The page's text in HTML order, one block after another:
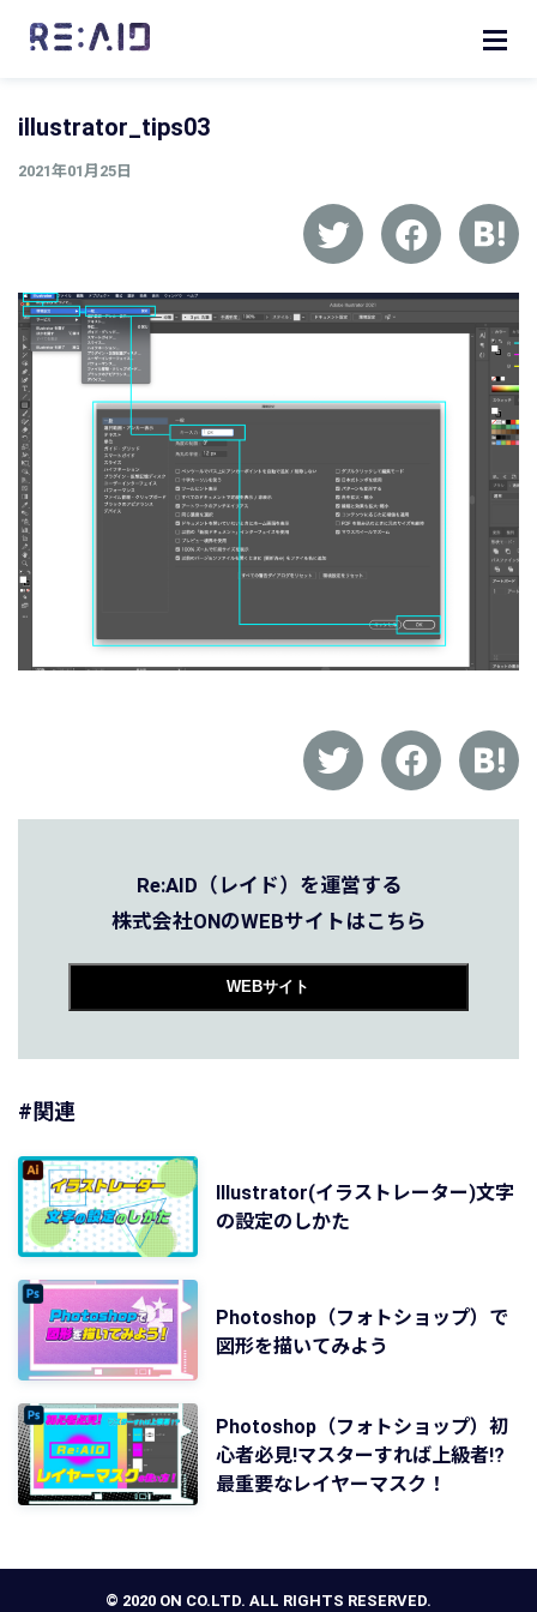
illustrator_tips03
2021年01月25日
Re:AID（レイド）を運営する
株式会社ONのWEBサイトはこちら
WEBサイト
#関連
Illustrator(イラストレーター)文字
の設定のしかた
Photoshop（フォトショップ）で
図形を描いてみよう
Photoshop（フォトショップ）初
心者必見!マスターすれば上級者!?
最重要なレイヤーマスク！
© 2020 ON CO.LTD. ALL RIGHTS RESERVED.